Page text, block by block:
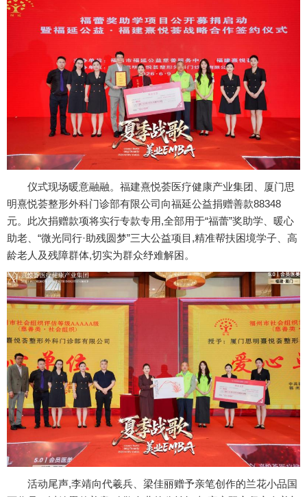
仪式现场暖意融融。福建熹悦荟医疗健康产业集团、厦门思
明熹悦荟整形外科门诊部有限公司向福延公益捐赠善款88348
元。此次捐赠款项将实行专款专用,全部用于“福蕾”奖助学、暖心
助老、“微光同行·助残圆梦”三大公益项目,精准帮扶困境学子、高
龄老人及残障群体,切实为群众纾难解困。
活动尾声,李靖向代羲兵、梁佳丽赠予亲笔创作的兰花小品国